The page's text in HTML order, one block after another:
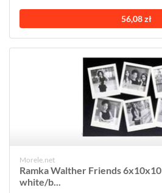
56,08 zł
Morele.net
Ramka Walther Friends
white/b...